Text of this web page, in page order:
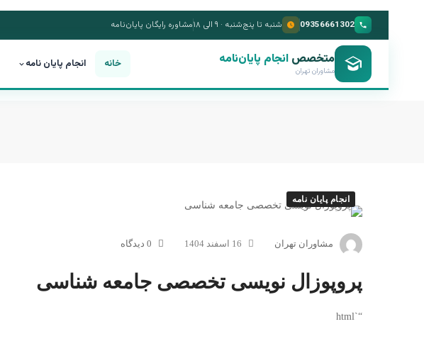
09356661302 شنبه تا پنج‌شنبه · ۹ الی ۱۸ مشاوره رایگان پایان‌نامه
متخصص انجام پایان‌نامه
مشاوران تهران خانه انجام پایان نامه
انجام پایان نامه
مشاوران تهران 16 اسفند 1404 0 دیدگاه
پروپوزال نویسی تخصصی جامعه شناسی
“`html